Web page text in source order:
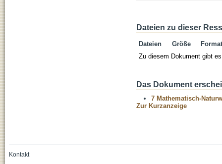
Dateien zu dieser
Dateien Größe
Format
Zu diesem Dokument gibt
Das Dokument
7 Mathematisch-
Zur Kurzanzeige
Kontakt